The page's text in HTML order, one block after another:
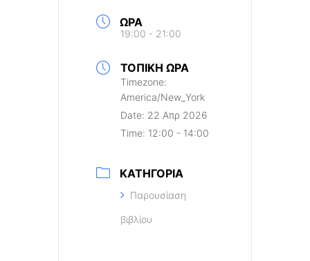
ΏΡΑ
19:00 - 21:00
ΤΟΠΙΚΉ ΏΡΑ
Timezone:
America/New_York
Date: 22 Απρ 2026
Time: 12:00 - 14:00
ΚΑΤΗΓΟΡΊΑ
Παρουσίαση
βιβλίου